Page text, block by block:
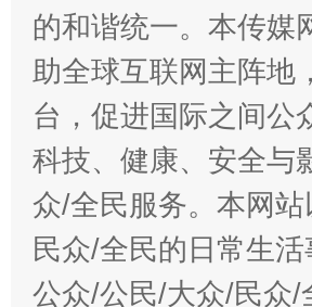
的和谐统一。本传媒
助全球互联网主阵地
台，促进国际之间公
科技、健康、安全与
众/全民服务。本网
民众/全民的日常生
公众/公民/大众/民众/